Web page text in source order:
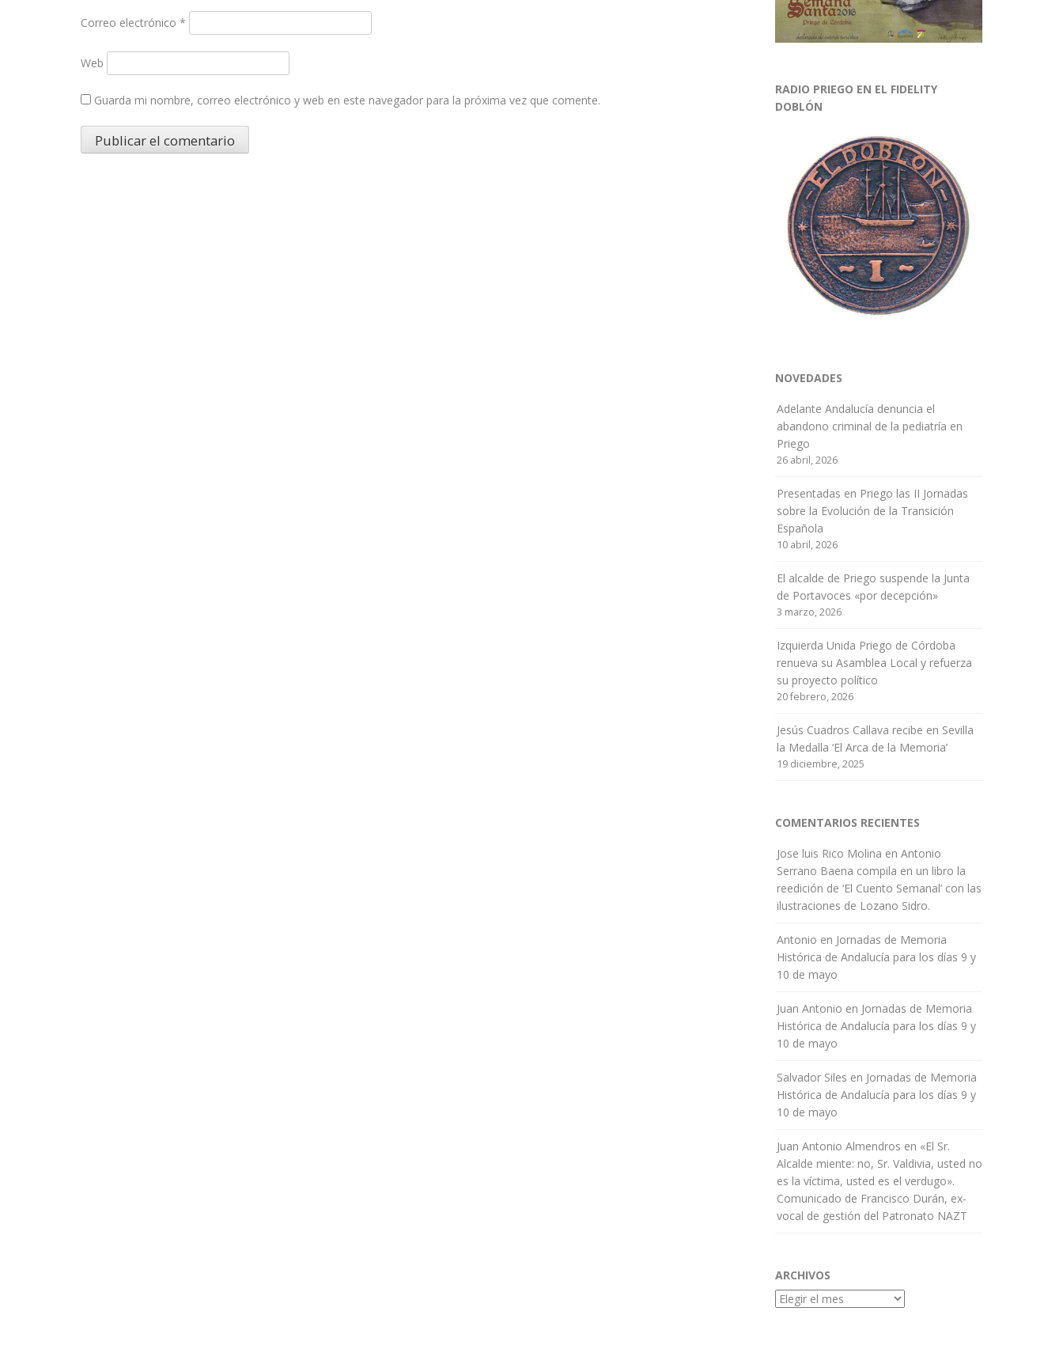
Correo electrónico *
Web
Guarda mi nombre, correo electrónico y web en este navegador para la próxima vez que comente.
RADIO PRIEGO EN EL FIDELITY
DOBLÓN
NOVEDADES
Adelante Andalucía denuncia el
abandono criminal de la pediatría en
Priego
26 abril, 2026
Presentadas en Priego las II Jornadas
sobre la Evolución de la Transición
Española
10 abril, 2026
El alcalde de Priego suspende la Junta
de Portavoces «por decepción»
3 marzo, 2026
Izquierda Unida Priego de Córdoba
renueva su Asamblea Local y refuerza
su proyecto político
20 febrero, 2026
Jesús Cuadros Callava recibe en Sevilla
la Medalla ‘El Arca de la Memoria’
19 diciembre, 2025
COMENTARIOS RECIENTES
Jose luis Rico Molina en Antonio
Serrano Baena compila en un libro la
reedición de ‘El Cuento Semanal’ con las
ilustraciones de Lozano Sidro.
Antonio en Jornadas de Memoria
Histórica de Andalucía para los días 9 y
10 de mayo
Juan Antonio en Jornadas de Memoria
Histórica de Andalucía para los días 9 y
10 de mayo
Salvador Siles en Jornadas de Memoria
Histórica de Andalucía para los días 9 y
10 de mayo
Juan Antonio Almendros en «El Sr.
Alcalde miente: no, Sr. Valdivia, usted no
es la víctima, usted es el verdugo».
Comunicado de Francisco Durán, ex-
vocal de gestión del Patronato NAZT
ARCHIVOS
Archivos